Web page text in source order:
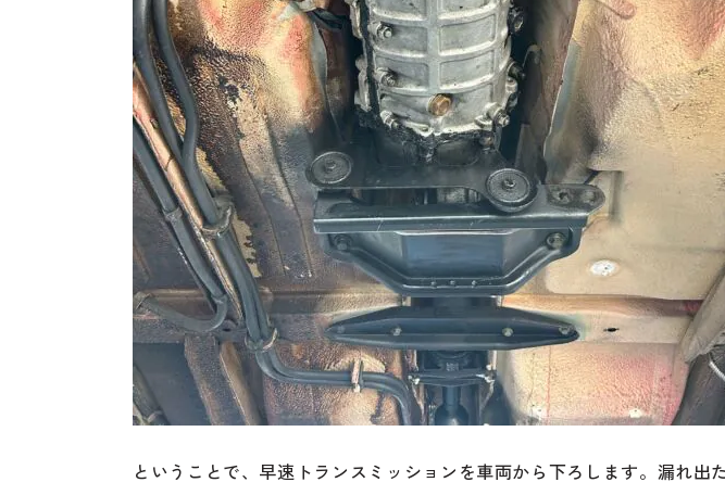
ということで、早速トランスミッションを車両から下ろします。漏れ